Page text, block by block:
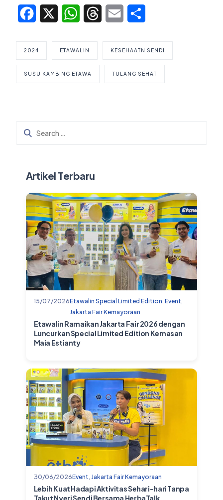
Facebook WhatsAppThreadsEmail
2024 ETAWALIN KESEHAATN SENDI
SUSU KAMBING ETAWA TULANG SEHAT
Artikel Terbaru
15/07/2026Etawalin Special Limited Edition, Event,
Jakarta Fair Kemayoraan
Etawalin Ramaikan Jakarta Fair 2026 dengan
Luncurkan Special Limited Edition Kemasan
Maia Estianty
30/06/2026Event, Jakarta Fair Kemayoraan
Lebih Kuat Hadapi Aktivitas Sehari-hari Tanpa
Takut Nyeri Sendi Bersama HerbaTalk